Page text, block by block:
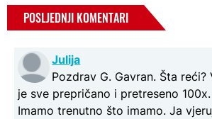
POSLJEDNJI KOMENTARI
Julija
Pozdrav G. Gavran. Šta reći?
je sve prepričano i pretreseno 100x.
Imamo trenutno što imamo. Ja